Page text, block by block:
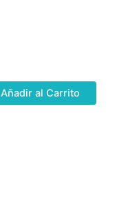
Añadir al Carrito